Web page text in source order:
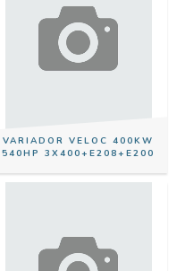
VARIADOR VELOC 400KW
540HP 3X400+E208+E200